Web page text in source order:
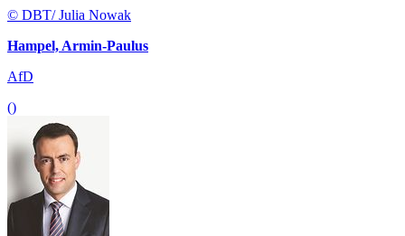
© DBT/ Julia Nowak
Hampel, Armin-Paulus
AfD
()